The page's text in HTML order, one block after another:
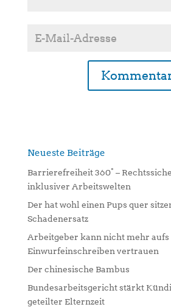
r
a
i
v
e
:
Neueste Beiträge
Barrierefreiheit 360° –
inklusiver Arbeitswelten
Der hat wohl einen Pups quer
Schadenersatz
Arbeitgeber kann nicht mehr aufs
Einwurfeinschreiben vertrauen
Der chinesische Bambus
Bundesarbeitsgericht stärkt
geteilter Elternzeit